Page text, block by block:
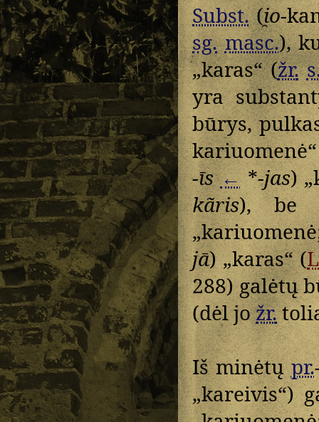
Subst.(i̯o-
sg. masc.),
„karas“ (žr.
yra
būrys,
-īs ←*-jas)
kãris), be
jā) „karas“ (
288) galėtų
(dėl jožr.
Iš minėtųpr.
„kareivis“)